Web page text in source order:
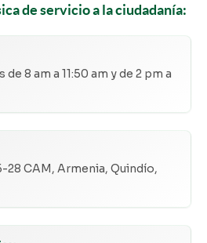
de servicio a la ciudadanía:
de 8 am a 11:50 am y de 2 pm a
28 CAM, Armenia, Quindío,